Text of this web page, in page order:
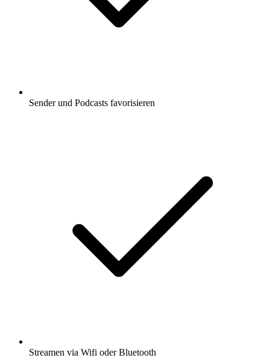
Sender und Podcasts favorisieren
Streamen via Wifi oder Bluetooth